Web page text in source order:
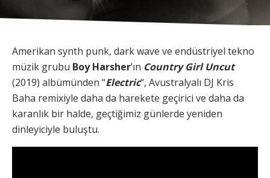
Amerikan synth punk, dark wave ve endüstriyel tekno
müzik grubu Boy Harsher’ın Country Girl Uncut
(2019) albümünden “Electric“, Avustralyalı DJ Kris
Baha remixiyle daha da harekete geçirici ve daha da
karanlık bir halde, geçtiğimiz günlerde yeniden
dinleyiciyle buluştu.